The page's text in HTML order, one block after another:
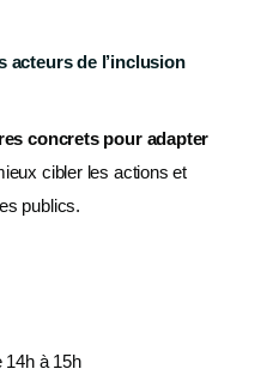
acteurs de l’inclusion
concrets pour adapter
cibler les actions et
publics.
14h à 15h